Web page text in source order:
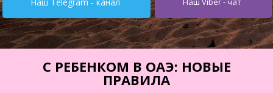
Кипр от $251
Египет от $252
Тунис от $245
С РЕБЕНКОМ В ОАЭ: НОВЫЕ
ПРАВИЛА